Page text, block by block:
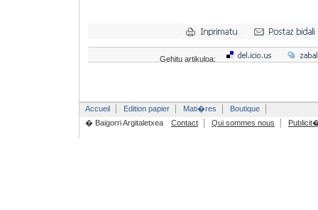
Gehitu artikuloa:
Accueil Edition papier Mati�res
Boutique
� Baigorri Argitaletxea
Contact Qui sommes nous